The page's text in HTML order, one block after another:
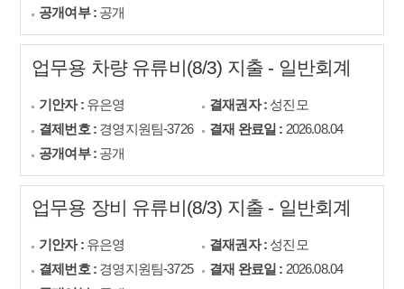
공개여부 : 공개
업무용 차량 유류비(8/3) 지출 - 일반회계
기안자 : 유은영 결재권자 : 성진모
결제번호 : 경영지원팀-3726 결재 완료일 : 2026.08.04
공개여부 : 공개
업무용 장비 유류비(8/3) 지출 - 일반회계
기안자 : 유은영 결재권자 : 성진모
결제번호 : 경영지원팀-3725 결재 완료일 : 2026.08.04